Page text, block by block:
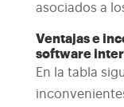
asociados a
Ventajas e
software
En la tabla